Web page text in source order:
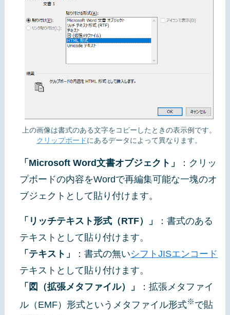
上の画像は書式のある文字をコピーしたときの表示例です。
クリップボードにあるデータによって異なります。
「Microsoft Word文書オブジェクト」
：クリッ
プボードの内容をWordで再編集可能な一塊のオ
ブジェクトとして貼り付けます。
「リッチテキスト形式（RTF）」
：書式のある
テキストとして貼り付けます。
「テキスト」
：書式の無いシフトJISエンコード
テキストとして貼り付けます。
「図（拡張メタファイル）」
：拡張メタファイ
ル（EMF）形式というメタファイル形式※で貼